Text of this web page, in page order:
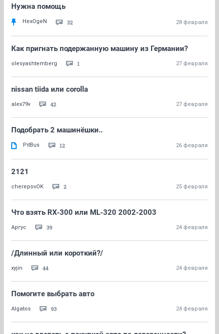
Нужна помощь
HexOgeN 32 28 февраля
Как пригнать подержанную машину из Германии?
olesyashtemberg 1 27 февраля
nissan tiida или corolla
alex79v 42 27 февраля
Подобрать 2 машинёшки..
PitBus 12 26 февраля
2121
cherepovOK 2 25 февраля
Что взять RX-300 или ML-320 2002-2003
Аргус 39 24 февраля
/Длинный или короткий?/
xyjin 44 24 февраля
Помогите выбрать авто
Algatos 93 24 февраля